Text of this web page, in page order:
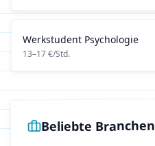
Werkstudent Psychologie
13–17€/Std.
Beliebte Branchen